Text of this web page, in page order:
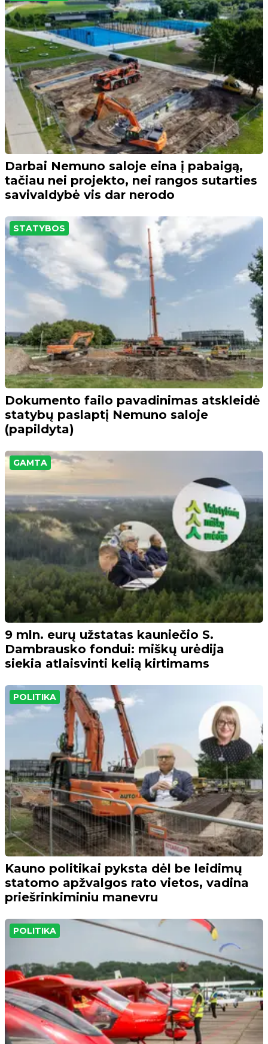
Darbai Nemuno saloje eina į pabaigą,
tačiau nei projekto, nei rangos sutarties
savivaldybė vis dar nerodo
STATYBOS
Dokumento failo pavadinimas atskleidė
statybų paslaptį Nemuno saloje
(papildyta)
GAMTA
9 mln. eurų užstatas kauniečio S.
Dambrausko fondui: miškų urėdija
siekia atlaisvinti kelią kirtimams
POLITIKA
Kauno politikai pyksta dėl be leidimų
statomo apžvalgos rato vietos, vadina
priešrinkiminiu manevru
POLITIKA